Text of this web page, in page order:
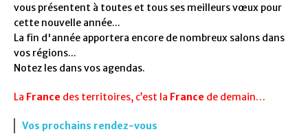
vous présentent à toutes et tous ses meilleurs vœux pour
cette nouvelle année...
La fin d'année apportera encore de nombreux salons dans
vos régions...
Notez les dans vos agendas.
La France des territoires, c’est la France de demain…
Vos prochains rendez-vous